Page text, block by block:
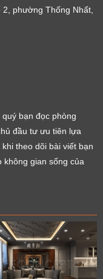
phường Thống Nhất,
bạn đọc phòng
đầu tư ưu tiên lựa
theo dõi bài viết bạn
gian sống của